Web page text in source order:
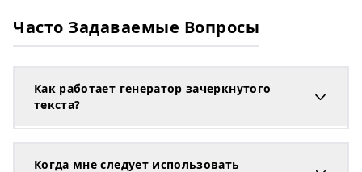
Часто Задаваемые Вопросы
Как работает генератор зачеркнутого
текста?
Когда мне следует использовать